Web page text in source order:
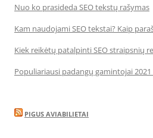
Nuo ko prasideda SEO tekstų rašymas
Kam naudojami SEO tekstai? Kaip
Kiek reikėtų patalpinti SEO straipsnių
Populiariausi padangų gamintojai
PIGUS AVIABILIETAI